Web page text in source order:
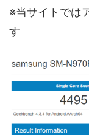
※当サイトでは
す